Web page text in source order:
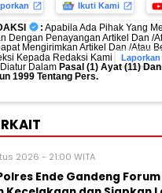
Ikuti Kami
: Apabila Ada Pihak Yang
Dengan Penayangan Artikel Dan /
Mengirimkan Artikel Dan /Atau
Kepada Redaksi Kami
Laporkan
Dalam Pasal (1) Ayat (11)
1999 Tentang Pers.
2026 - 21:00 WITA
Ende Gandeng Forum